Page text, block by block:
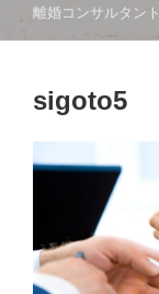
ッ
離婚コンサルタント
sigoto5